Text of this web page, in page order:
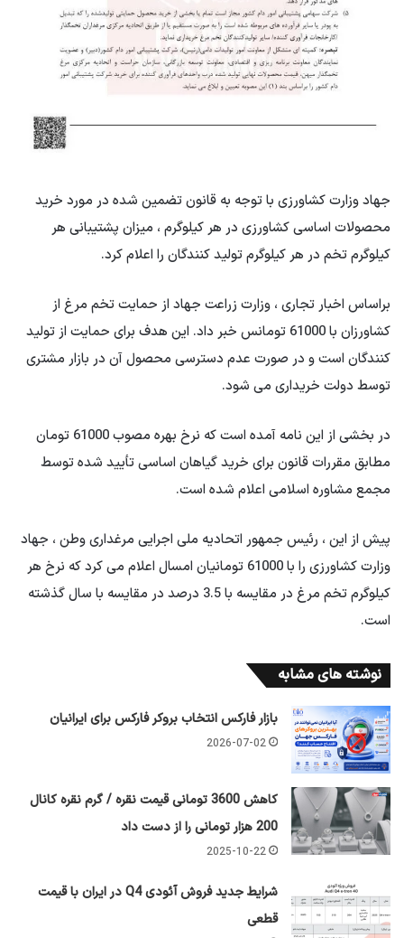
جهاد وزارت کشاورزی با توجه به قانون تضمین شده در مورد خرید
محصولات اساسی کشاورزی در هر کیلوگرم ، میزان پشتیبانی هر
کیلوگرم تخم در هر کیلوگرم تولید کنندگان را اعلام کرد.
براساس اخبار تجاری ، وزارت زراعت جهاد از حمایت تخم مرغ از
کشاورزان با 61000 تومانس خبر داد. این هدف برای حمایت از تولید
کنندگان است و در صورت عدم دسترسی محصول آن در بازار مشتری
توسط دولت خریداری می شود.
در بخشی از این نامه آمده است که نرخ بهره مصوب 61000 تومان
مطابق مقررات قانون برای خرید گیاهان اساسی تأیید شده توسط
مجمع مشاوره اسلامی اعلام شده است.
پیش از این ، رئیس جمهور اتحادیه ملی اجرایی مرغداری وطن ، جهاد
وزارت کشاورزی را با 61000 تومانیان امسال اعلام می کرد که نرخ هر
کیلوگرم تخم مرغ در مقایسه با 3.5 درصد در مقایسه با سال گذشته
است.
نوشته های مشابه
بازار فارکس انتخاب بروکر فارکس برای ایرانیان
2026-07-02
کاهش 3600 تومانی قیمت نقره / گرم نقره کانال
200 هزار تومانی را از دست داد
2025-10-22
شرایط جدید فروش آئودی Q4 در ایران با قیمت
قطعی